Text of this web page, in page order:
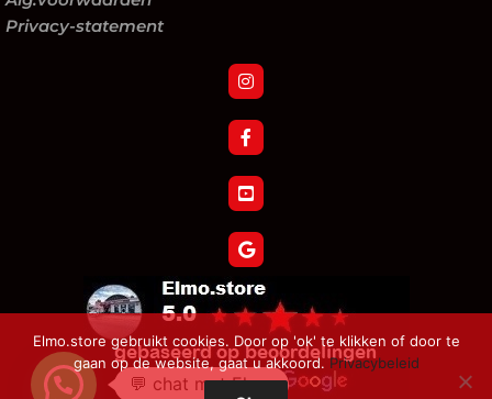
Privacy-statement
💬 chat met Elmo
Elmo.store gebruikt cookies. Door op 'ok' te klikken of door te
gaan op de website, gaat u akkoord.Privacybeleid